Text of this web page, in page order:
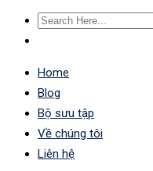
Home
Blog
Bộ sưu tập
Về chúng tôi
Liên hệ